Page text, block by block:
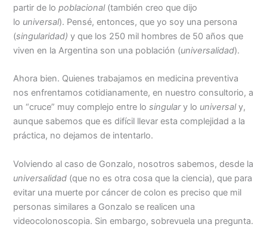
partir de lopoblacional(también creo que dijo
lo universal). Pensé, entonces, que yo soy una persona
(singularidad)y que los 250 mil hombres de 50 años que
viven en la Argentina son una población (universalidad).
Ahora bien. Quienes trabajamos en medicina preventiva
nos enfrentamos cotidianamente, en nuestro consultorio, a
un “cruce” muy complejo entre losingulary lo universaly,
aunque sabemos que es difícil llevar esta complejidad a la
práctica, no dejamos de intentarlo.
Volviendo al caso de Gonzalo, nosotros sabemos, desde la
universalidad (que no es otra cosa que la ciencia), que para
evitar una muerte por cáncer de colon es preciso que mil
personas similares a Gonzalo se realicen una
videocolonoscopia. Sin embargo, sobrevuela una pregunta.